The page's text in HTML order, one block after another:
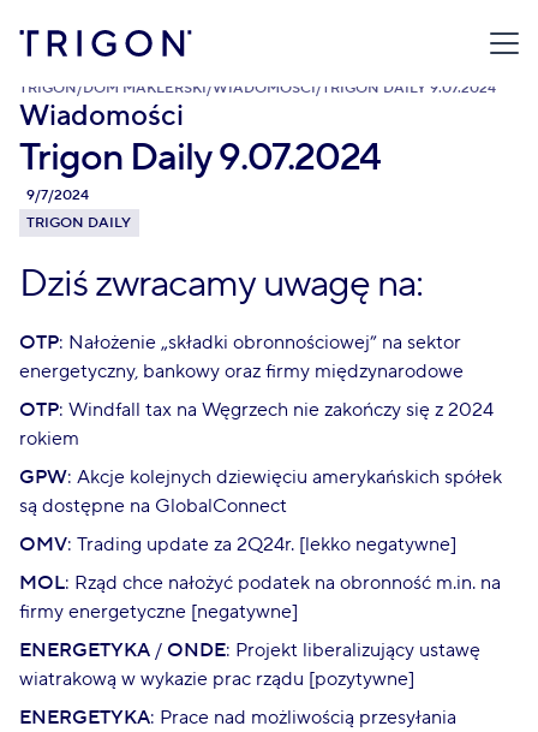
TRIGON/DOM MAKLERSKI/WIADOMOŚCI/ TRIGON DAILY 9.07.2024
Wiadomości
Trigon Daily 9.07.2024
9/7/2024
TRIGON DAILY
Dziś zwracamy uwagę na:
OTP: Nałożenie „składki obronnościowej” na sektor
energetyczny, bankowy oraz firmy międzynarodowe
OTP: Windfall tax na Węgrzech nie zakończy się z 2024
rokiem
GPW: Akcje kolejnych dziewięciu amerykańskich spółek
są dostępne na GlobalConnect
OMV: Trading update za 2Q24r. [lekko negatywne]
MOL: Rząd chce nałożyć podatek na obronność m.in. na
firmy energetyczne [negatywne]
ENERGETYKA / ONDE: Projekt liberalizujący ustawę
wiatrakową w wykazie prac rządu [pozytywne]
ENERGETYKA: Prace nad możliwością przesyłania